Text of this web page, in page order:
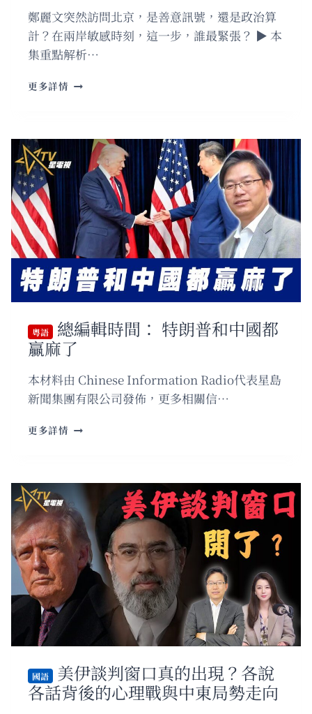
鄭麗文突然訪問北京，是善意訊號，還是政治算
計？在兩岸敏感時刻，這一步，誰最緊張？ ▶️ 本
集重點解析…
更多詳情
文
問
北
京
背
後
目
的？
國
民
黨
攏
還
是
選
舉
操
｜
與
特
朗
普
訪
華
變
數
粵語
總編輯時間： 特朗普和中國都
贏麻了
本材料由 Chinese Information Radio代表星島
新聞集團有限公司發佈，更多相關信…
更多詳情
輯
時
間：
特
朗
普
和
中
國
都
麻
國語
美伊談判窗口真的出現？各說
各話背後的心理戰與中東局勢走向